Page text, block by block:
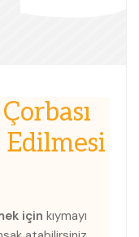
için kıymayı